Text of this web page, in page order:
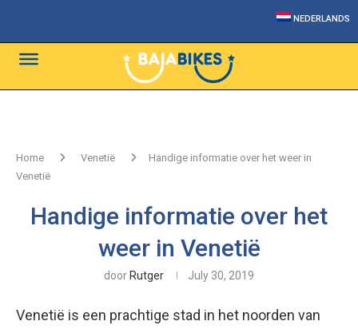
NEDERLANDS
Home Venetië
Handige informatie over het weer in
Venetië
Handige informatie over het
weer in Venetië
door Rutger July 30, 2019
Venetië is een prachtige stad in het noorden van